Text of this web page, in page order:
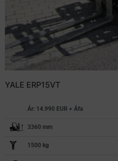
YALE ERP15VT
Ár: 14.990 EUR + Áfa
3360 mm
1500 kg